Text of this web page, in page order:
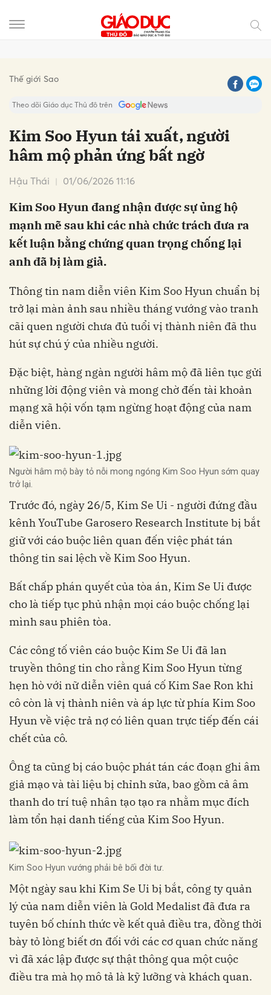
Thế giới Sao
Theo dõi Giáo dục Thủ đô trên
Kim Soo Hyun tái xuất, người
hâm mộ phản ứng bất ngờ
Hậu Thái 01/06/2026 11:16
Kim Soo Hyun đang nhận được sự ủng hộ
mạnh mẽ sau khi các nhà chức trách đưa ra
kết luận bằng chứng quan trọng chống lại
anh đã bị làm giả.
Thông tin nam diễn viên Kim Soo Hyun chuẩn bị
trở lại màn ảnh sau nhiều tháng vướng vào tranh
cãi quen người chưa đủ tuổi vị thành niên đã thu
hút sự chú ý của nhiều người.
Đặc biệt, hàng ngàn người hâm mộ đã liên tục gửi
những lời động viên và mong chờ đến tài khoản
mạng xã hội vốn tạm ngừng hoạt động của nam
diễn viên.
Người hâm mộ bày tỏ nỗi mong ngóng Kim Soo Hyun sớm quay
trở lại.
Trước đó, ngày 26/5, Kim Se Ui - người đứng đầu
kênh YouTube Garosero Research Institute bị bắt
giữ với cáo buộc liên quan đến việc phát tán
thông tin sai lệch về Kim Soo Hyun.
Bất chấp phán quyết của tòa án, Kim Se Ui được
cho là tiếp tục phủ nhận mọi cáo buộc chống lại
mình sau phiên tòa.
Các công tố viên cáo buộc Kim Se Ui đã lan
truyền thông tin cho rằng Kim Soo Hyun từng
hẹn hò với nữ diễn viên quá cố Kim Sae Ron khi
cô còn là vị thành niên và áp lực từ phía Kim Soo
Hyun về việc trả nợ có liên quan trực tiếp đến cái
chết của cô.
Ông ta cũng bị cáo buộc phát tán các đoạn ghi âm
giả mạo và tài liệu bị chỉnh sửa, bao gồm cả âm
thanh do trí tuệ nhân tạo tạo ra nhằm mục đích
làm tổn hại danh tiếng của Kim Soo Hyun.
Kim Soo Hyun vướng phải bê bối đời tư.
​Một ngày sau khi Kim Se Ui bị bắt, công ty quản
lý của nam diễn viên là Gold Medalist đã đưa ra
tuyên bố chính thức về kết quả điều tra, đồng thời
bày tỏ lòng biết ơn đối với các cơ quan chức năng
vì đã xác lập được sự thật thông qua một cuộc
điều tra mà họ mô tả là kỹ lưỡng và khách quan.
Hủy Gửi